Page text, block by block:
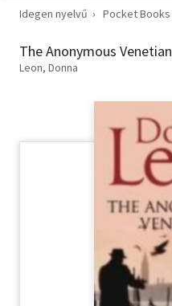
Életmód, egészség
Erotika
Szótár, nyelvkönyv
Tankönyv, segédkönyv
Idegen nyelvű Pocket Books
The Anonymous Venetian
Leon, Donna